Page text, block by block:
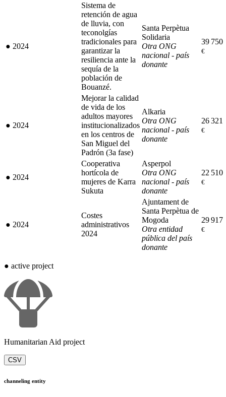
● 2024
Sistema de
retención de agua
de lluvia, con
teconolgías
tradicionales para
garantizar la
resiliencia ante la
sequía de la
población de
Bouanzé.
Santa Perpètua
Solidaria
Otra ONG
nacional - país
donante
39 750
€
● 2024
Mejorar la calidad
de vida de los
adultos mayores
institucionalizados
en los centros de
San Miguel del
Padrón (3a fase)
Alkaria
Otra ONG
nacional - país
donante
26 321
€
● 2024
Cooperativa
hortícola de
mujeres de Karra
Sukuta
Asperpol
Otra ONG
nacional - país
donante
22 510
€
● 2024
Costes
administrativos
2024
Ajuntament de
Santa Perpètua de
Mogoda
Otra entidad
pública del país
donante
29 917
€
● active project
Humanitarian Aid project
CSV
channeling entity